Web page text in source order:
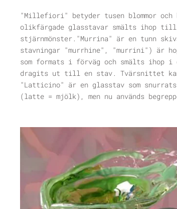
"Millefiori" betyder tusen blommor och
olikfärgade glasstavar smälts ihop
stjärnmönster."Murrina" är en tunn
stavningar "murrhine", "murrini") är
som formats i förväg och smälts ihop i
dragits ut till en stav. Tvärsnittet
"Latticino" är en glasstav som
(latte = mjölk), men nu används